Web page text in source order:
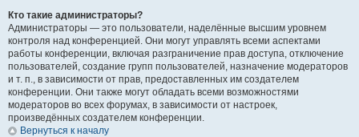
Кто такие администраторы?
Администраторы — это пользователи, наделённые высшим уровнем
контроля над конференцией. Они могут управлять всеми аспектами
работы конференции, включая разграничение прав доступа, отключение
пользователей, создание групп пользователей, назначение модераторов
и т. п., в зависимости от прав, предоставленных им создателем
конференции. Они также могут обладать всеми возможностями
модераторов во всех форумах, в зависимости от настроек,
произведённых создателем конференции.
Вернуться к началу